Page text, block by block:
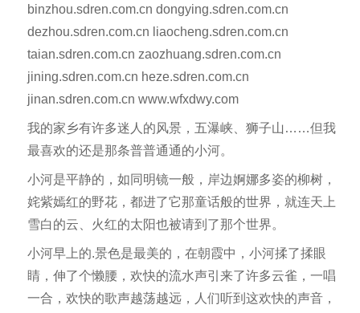
binzhou.sdren.com.cn dongying.sdren.com.cn
dezhou.sdren.com.cn liaocheng.sdren.com.cn
taian.sdren.com.cn zaozhuang.sdren.com.cn
jining.sdren.com.cn heze.sdren.com.cn
jinan.sdren.com.cn www.wfxdwy.com
我的家乡有许多迷人的风景，五瀑峡、狮子山……但我
最喜欢的还是那条普普通通的小河。
小河是平静的，如同明镜一般，岸边婀娜多姿的柳树，
姹紫嫣红的野花，都进了它那童话般的世界，就连天上
雪白的云、火红的太阳也被请到了那个世界。
小河早上的.景色是最美的，在朝霞中，小河揉了揉眼
睛，伸了个懒腰，欢快的流水声引来了许多云雀，一唱
一合，欢快的歌声越荡越远，人们听到这欢快的声音，